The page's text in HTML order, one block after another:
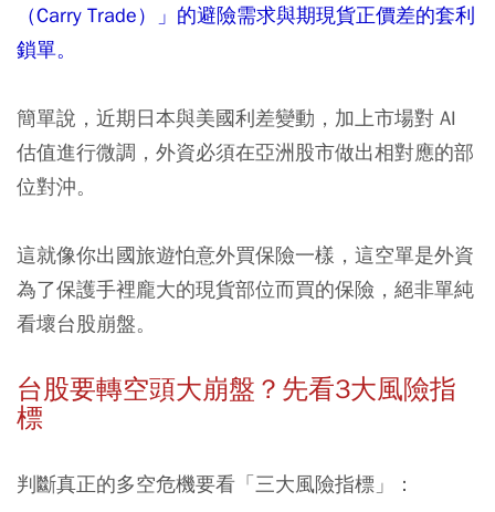
（Carry Trade）」的避險需求與期現貨正價差的套利
鎖單。
簡單說，近期日本與美國利差變動，加上市場對 AI
估值進行微調，外資必須在亞洲股市做出相對應的部
位對沖。
這就像你出國旅遊怕意外買保險一樣，這空單是外資
為了保護手裡龐大的現貨部位而買的保險，絕非單純
看壞台股崩盤。
台股要轉空頭大崩盤？先看3大風險指
標
判斷真正的多空危機要看「三大風險指標」：